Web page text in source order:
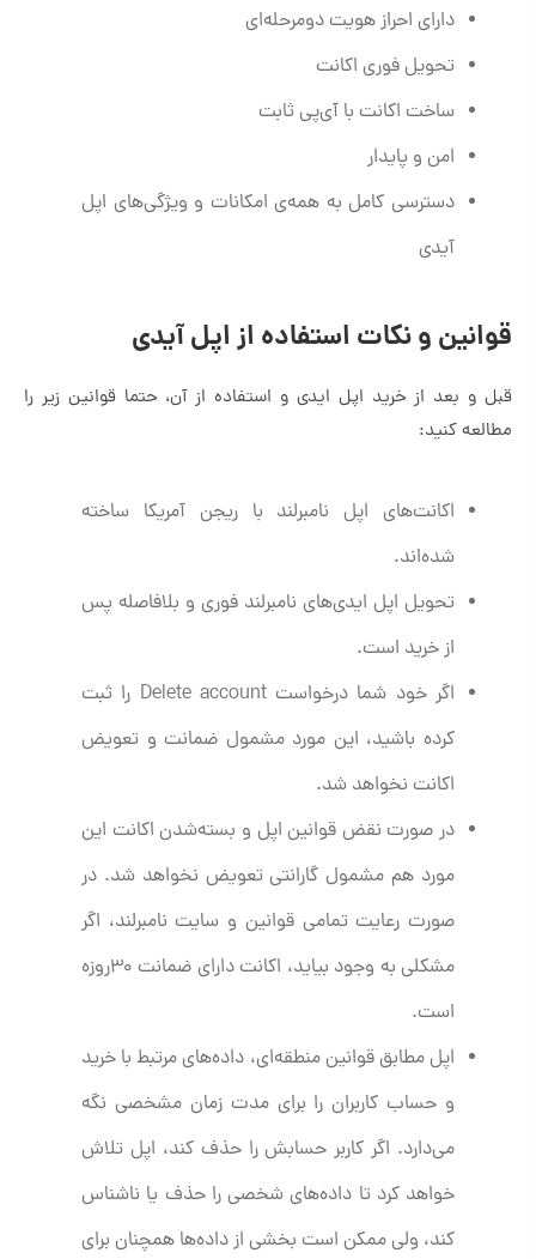
دارای احراز هویت دومرحله‌ای
تحویل فوری اکانت
ساخت اکانت با آی‌پی ثابت
امن و پایدار
دسترسی کامل به همه‌ی امکانات و ویژگی‌های اپل
آیدی
قوانین و نکات استفاده از اپل آیدی
قبل و بعد از خرید اپل ایدی و استفاده از آن، حتما قوانین زیر را
مطالعه کنید:
اکانت‌های اپل نامبرلند با ریجن آمریکا ساخته
شده‌اند.
تحویل اپل ایدی‌های نامبرلند فوری و بلافاصله پس
از خرید است.
اگر خود شما درخواست Delete account را ثبت
کرده باشید، این مورد مشمول ضمانت و تعویض
اکانت نخواهد شد.
در صورت نقض قوانین اپل و بسته‌شدن اکانت این
مورد هم مشمول گارانتی تعویض نخواهد شد. در
صورت رعایت تمامی قوانین و سایت نامبرلند، اگر
مشکلی به وجود بیاید، اکانت دارای ضمانت ۳۰روزه
است.
اپل مطابق قوانین منطقه‌ای، داده‌های مرتبط با خرید
و حساب کاربران را برای مدت زمان مشخصی نگه
می‌دارد. اگر کاربر حسابش را حذف کند، اپل تلاش
خواهد کرد تا داده‌های شخصی را حذف یا ناشناس
کند، ولی ممکن است بخشی از داده‌ها همچنان برای